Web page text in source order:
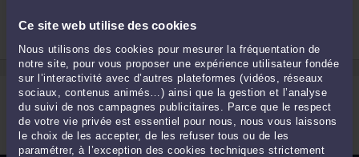
Ce site web utilise des cookies
Nous utilisons des cookies pour mesurer la fréquentation de
notre site, pour vous proposer une expérience utilisateur fondée
sur l’interactivité avec d’autres plateformes (vidéos, réseaux
sociaux, contenus animés…) ainsi que la gestion et l’analyse
du suivi de nos campagnes publicitaires. Parce que le respect
de votre vie privée est essentiel pour nous, nous vous laissons
le choix de les accepter, de les refuser tous ou de les
paramétrer, à l’exception des cookies techniques strictement
1
Droit du crédit et de la consommation
Droit immobilier
Droit commercial, des affaires et de la concurrence